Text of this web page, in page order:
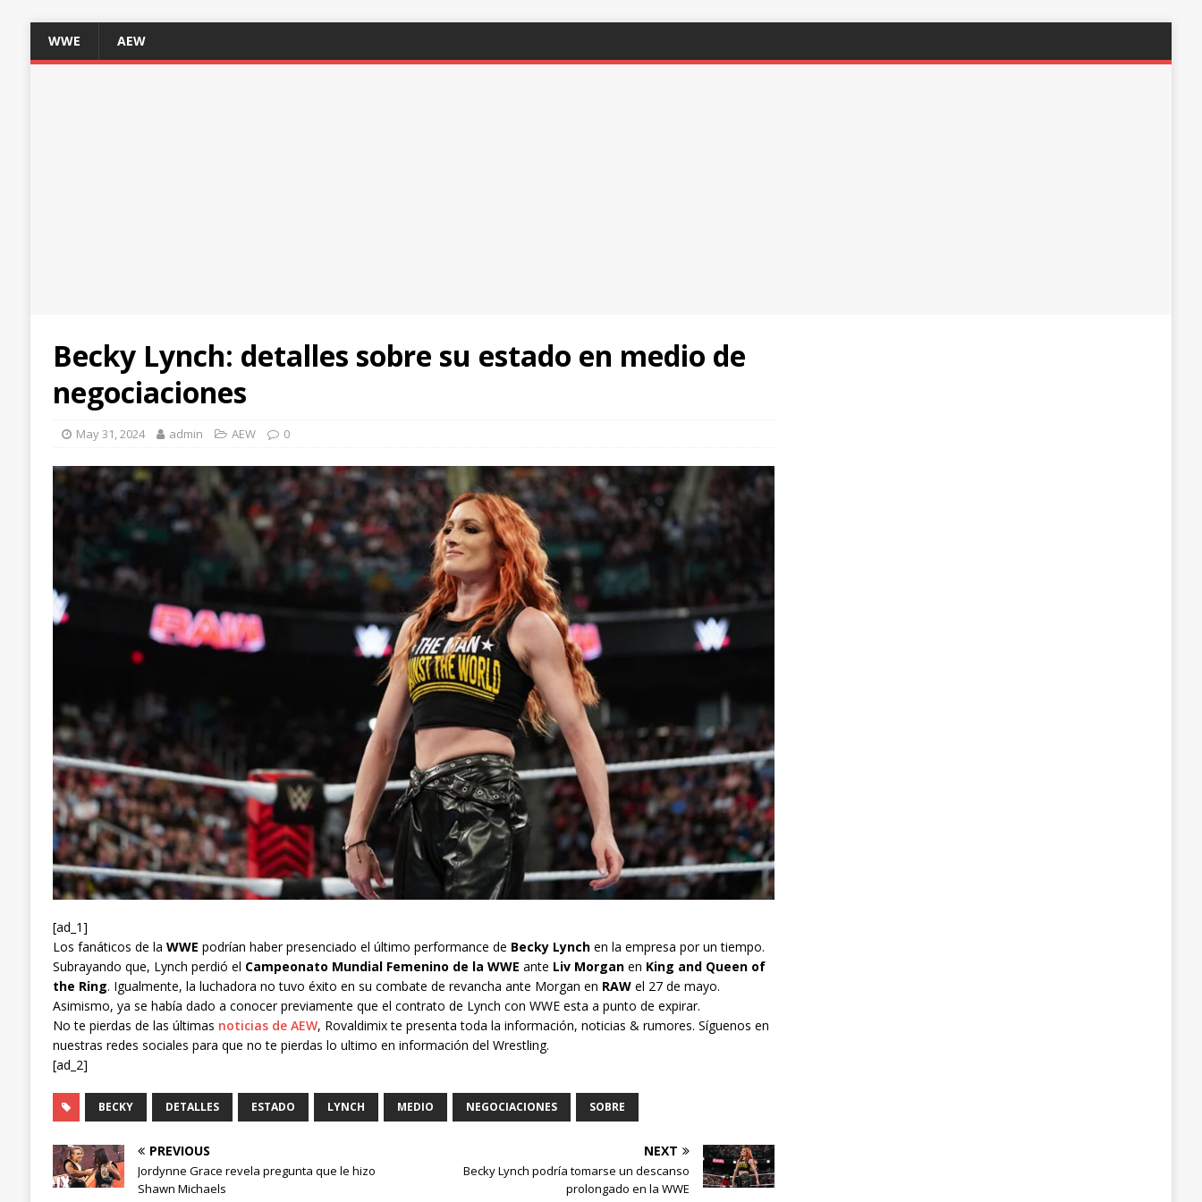
WWE AEW
Becky Lynch: detalles sobre su estado en medio de
negociaciones
May 31, 2024 admin AEW 0
[ad_1]
Los fanáticos de la WWE podrían haber presenciado el último performance de Becky Lynchen la empresa por un tiempo.
Subrayando que, Lynch perdió el Campeonato Mundial Femenino de la WWE ante Liv Morganen King and Queen of
the Ring. Igualmente, la luchadora no tuvo éxito en su combate de revancha ante Morgan en RAWel 27 de mayo.
Asimismo, ya se había dado a conocer previamente que el contrato de Lynch con WWE esta a punto de expirar.
No te pierdas de las últimas noticias de AEW, Rovaldimix te presenta toda la información, noticias & rumores. Síguenos en
nuestras redes sociales para que no te pierdas lo ultimo en información del Wrestling.
[ad_2]
BECKY DETALLES ESTADO LYNCH MEDIO NEGOCIACIONES SOBRE
PREVIOUS
Jordynne Grace revela pregunta que le hizo
Shawn Michaels
NEXT
Becky Lynch podría tomarse un descanso
prolongado en la WWE